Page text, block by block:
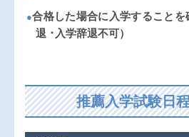
●合格した場合に入学すること
退 ･入学辞退不可）
推薦入学試験日